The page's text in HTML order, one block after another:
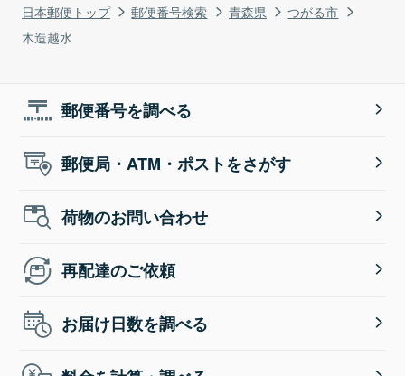
日本郵便トップ 郵便番号検索 青森県
つがる市
木造越水
郵便番号を調べる
郵便局・ATM・ポストをさがす
荷物のお問い合わせ
再配達のご依頼
お届け日数を調べる